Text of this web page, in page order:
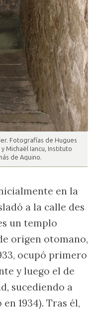
Fotografías de Hugues
Michaël Iancu, Instituto
de Aquino.
en la
a la calle des
un templo
origen otomano,
ocupó primero
y luego el de
sucediendo a
1934). Tras él,